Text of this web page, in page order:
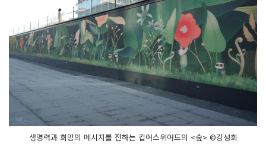
생명력과 희망의 메시지를 전하는 킵어스위어드의 <숲> ©강성희